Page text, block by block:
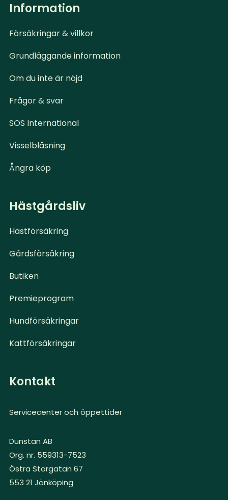
Information
Försäkringar & villkor
Grundläggande information
Om du inte är nöjd
Frågor & svar
SOS International
Visselblåsning
Ångra köp
Hästgårdsliv
Hästförsäkring
Gårdsförsäkring
Butiken
Premieprogram
Hundförsäkringar
Kattförsäkringar
Kontakt
Servicecenter och öppettider
Dunstan AB
Org. nr. 559313-7523
Östra Storgatan 67
553 21 Jönköping